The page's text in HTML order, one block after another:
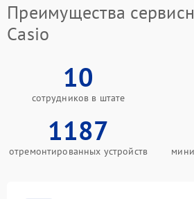
Преимущества
Casio
10
сотрудников в штате
1187
отремонтированных устройств